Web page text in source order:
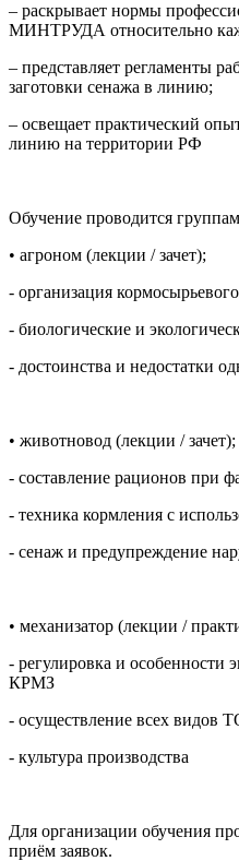
– раскрывает нормы
МИНТРУДА относительно
– представляет регламенты
заготовки сенажа в линию;
– освещает практический
линию на территории РФ
Обучение проводится
• агроном (лекции / зачет);
- организация
- биологические и
- достоинства и недостатки
• животновод (лекции / зачет);
- составление рационов при
- техника кормления с
- сенаж и предупреждение
• механизатор (лекции /
- регулировка и особенности
КРМЗ
- осуществление всех видов
- культура производства
Для организации обучения
приём заявок.